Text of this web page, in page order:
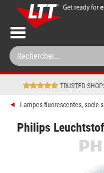
TRUSTED
Lampes fluorescentes, socle
Philips